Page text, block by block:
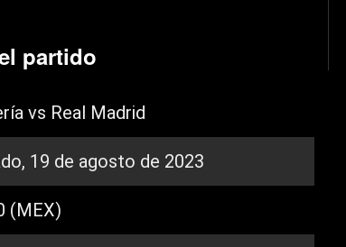
partido
vs Real Madrid
19 de agosto de 2023
(MEX)